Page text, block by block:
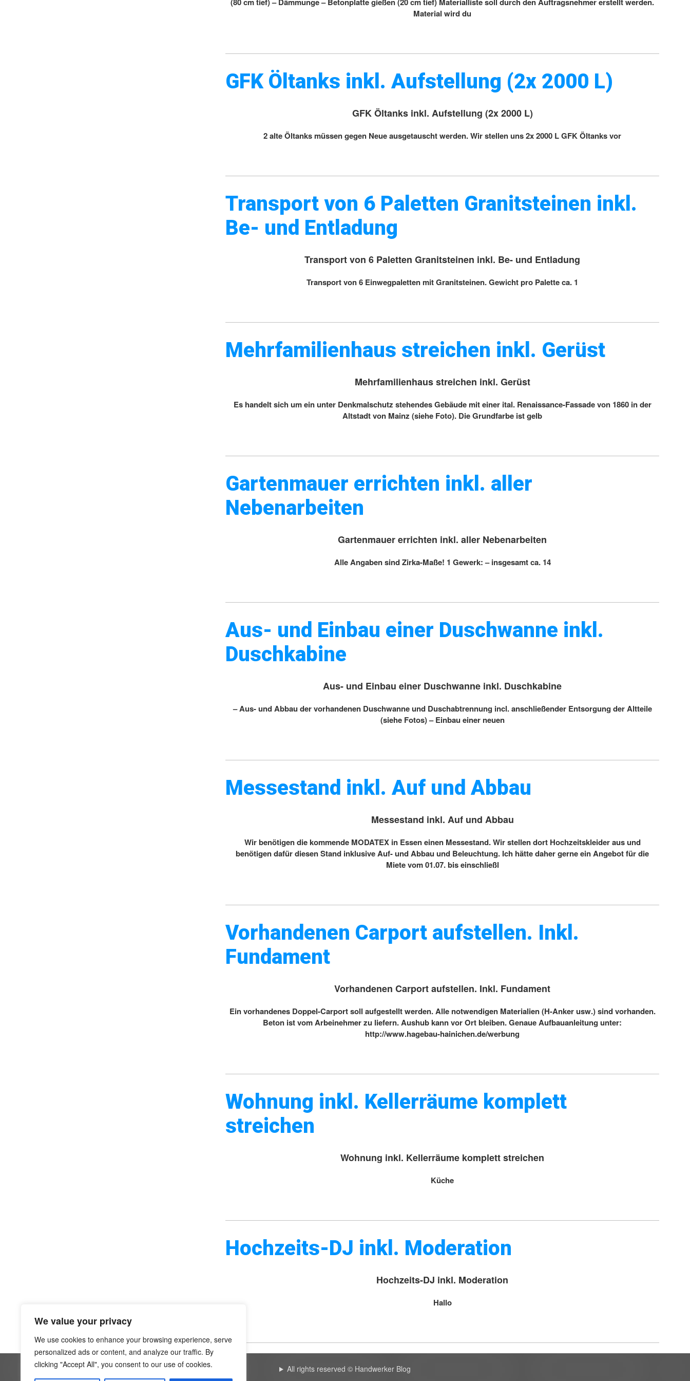
We value your privacy
We use cookies to enhance your browsing experience, serve
personalized ads or content, and analyze our traffic. By
clicking "Accept All", you consent to our use of cookies.
Material wird du
GFK Öltanks inkl. Aufstellung (2x 2000 L)
GFK Öltanks inkl. Aufstellung (2x 2000 L)
2 alte Öltanks müssen gegen Neue ausgetauscht werden. Wir stellen uns 2x 2000 L GFK Öltanks vor
Transport von 6 Paletten Granitsteinen inkl.
Be- und Entladung
Transport von 6 Paletten Granitsteinen inkl. Be- und Entladung
Transport von 6 Einwegpaletten mit Granitsteinen. Gewicht pro Palette ca. 1
Mehrfamilienhaus streichen inkl. Gerüst
Mehrfamilienhaus streichen inkl. Gerüst
Es handelt sich um ein unter Denkmalschutz stehendes Gebäude mit einer ital. Renaissance-Fassade von 1860 in der
Altstadt von Mainz (siehe Foto). Die Grundfarbe ist gelb
Gartenmauer errichten inkl. aller
Nebenarbeiten
Gartenmauer errichten inkl. aller Nebenarbeiten
Alle Angaben sind Zirka-Maße! 1 Gewerk: – insgesamt ca. 14
Aus- und Einbau einer Duschwanne inkl.
Duschkabine
Aus- und Einbau einer Duschwanne inkl. Duschkabine
– Aus- und Abbau der vorhandenen Duschwanne und Duschabtrennung incl. anschließender Entsorgung der Altteile
(siehe Fotos) – Einbau einer neuen
Messestand inkl. Auf und Abbau
Messestand inkl. Auf und Abbau
Wir benötigen die kommende MODATEX in Essen einen Messestand. Wir stellen dort Hochzeitskleider aus und
benötigen dafür diesen Stand inklusive Auf- und Abbau und Beleuchtung. Ich hätte daher gerne ein Angebot für die
Miete vom 01.07. bis einschließl
Vorhandenen Carport aufstellen. Inkl.
Fundament
Vorhandenen Carport aufstellen. Inkl. Fundament
Ein vorhandenes Doppel-Carport soll aufgestellt werden. Alle notwendigen Materialien (H-Anker usw.) sind vorhanden.
Beton ist vom Arbeinehmer zu liefern. Aushub kann vor Ort bleiben. Genaue Aufbauanleitung unter:
http://www.hagebau-hainichen.de/werbung
Wohnung inkl. Kellerräume komplett
streichen
Wohnung inkl. Kellerräume komplett streichen
Küche
Hochzeits-DJ inkl. Moderation
Hochzeits-DJ inkl. Moderation
Hallo
All rights reserved © Handwerker Blog